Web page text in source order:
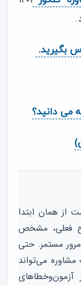
بگیرید.
از همان ابتدا
فعلی، مشخص
مستمر. حتی
می‌تواند
آزمون‌وخطاهای